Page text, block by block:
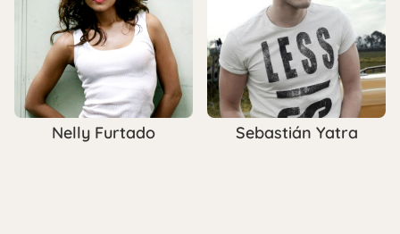
Nelly Furtado Sebastián Yatra